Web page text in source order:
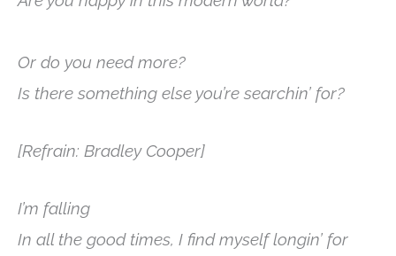
Or do you need more?
Is there something else you’re searchin’ for?
[Refrain: Bradley Cooper]
I’m falling
In all the good times, I find myself longin’ for